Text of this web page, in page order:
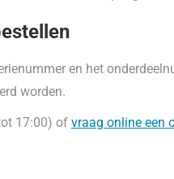
en het
worden.
17:00) of vraag online een